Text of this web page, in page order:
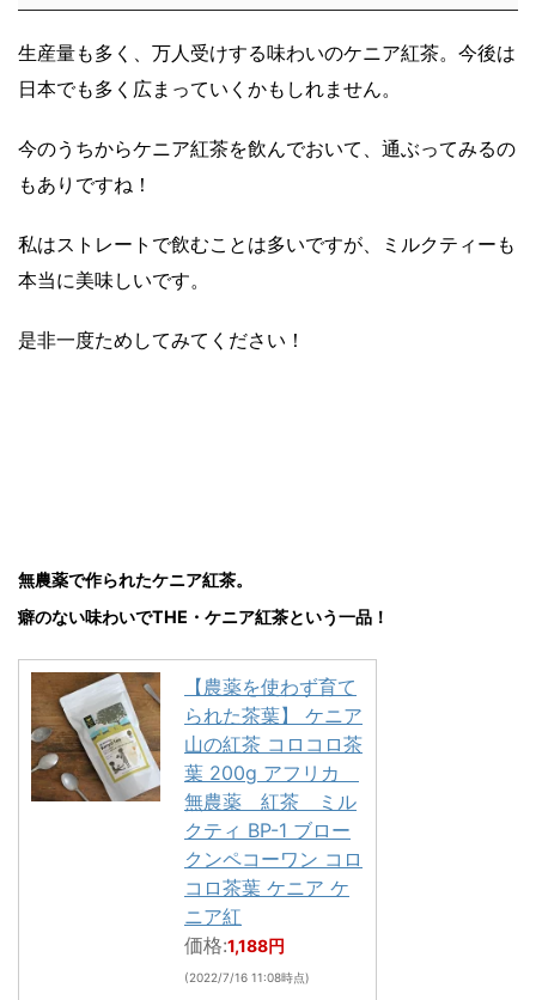
生産量も多く、万人受けする味わいのケニア紅茶。今後は
日本でも多く広まっていくかもしれません。
今のうちからケニア紅茶を飲んでおいて、通ぶってみるの
もありですね！
私はストレートで飲むことは多いですが、ミルクティーも
本当に美味しいです。
是非一度ためしてみてください！
無農薬で作られたケニア紅茶。
癖のない味わいでTHE・ケニア紅茶という一品！
【農薬を使わず育て
られた茶葉】 ケニア
山の紅茶 コロコロ茶
葉 200g アフリカ
無農薬 紅茶 ミル
クティ BP-1 ブロー
クンペコーワン コロ
コロ茶葉 ケニア ケ
ニア紅
価格:1,188円
(2022/7/16 11:08時点)